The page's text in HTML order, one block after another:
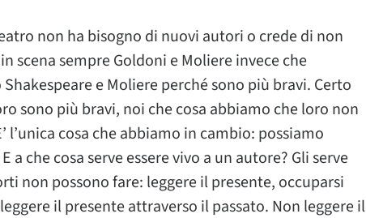
non ha bisogno di nuovi autori o crede di non
scena sempre Goldoni e Moliere invece che
e Moliere perché sono più bravi. Certo
sono più bravi, noi che cosa abbiamo che loro non
l’unica cosa che abbiamo in cambio: possiamo
a che cosa serve essere vivo a un autore? Gli serve
non possono fare: leggere il presente, occuparsi
il presente attraverso il passato. Non leggere il